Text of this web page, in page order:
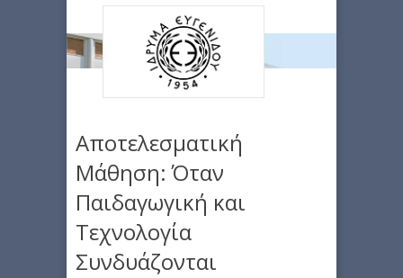
Αποτελεσματική
Μάθηση: Όταν
Παιδαγωγική και
Τεχνολογία
Συνδυάζονται